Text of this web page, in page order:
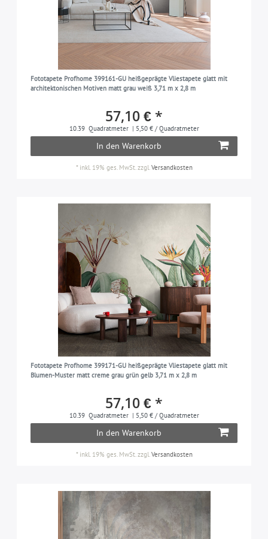
Fototapete Profhome 399161-GU heißgeprägte Vliestapete glatt mit
architektonischen Motiven matt grau weiß 3,71 m x 2,8 m
57,10 € *
10.39 Quadratmeter | 5,50 € / Quadratmeter
In den Warenkorb
* inkl. 19% ges. MwSt.zzgl.Versandkosten
Fototapete Profhome 399171-GU heißgeprägte Vliestapete glatt mit
Blumen-Muster matt creme grau grün gelb 3,71 m x 2,8 m
57,10 € *
10.39 Quadratmeter | 5,50 € / Quadratmeter
In den Warenkorb
* inkl. 19% ges. MwSt.zzgl.Versandkosten